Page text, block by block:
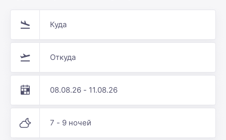
Куда
Откуда
08.08.26 - 11.08.26
7 - 9 ночей